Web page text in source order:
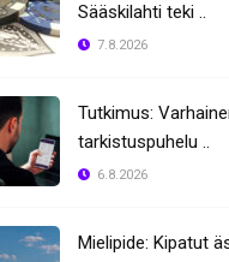
Sääskilahti teki ..
7.8.2026
Tutkimus:
tarkistuspuhelu ..
6.8.2026
Mielipide: Kipatut